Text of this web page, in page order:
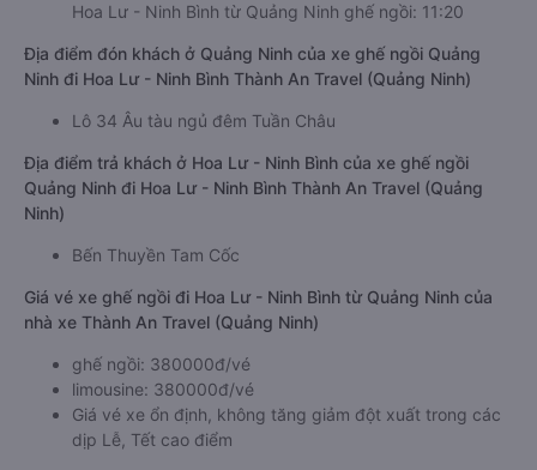
Hoa Lư - Ninh Bình từ Quảng Ninh ghế ngồi: 11:20
Địa điểm đón khách ở Quảng Ninh của xe ghế ngồi Quảng
Ninh đi Hoa Lư - Ninh Bình Thành An Travel (Quảng Ninh)
Lô 34 Âu tàu ngủ đêm Tuần Châu
Địa điểm trả khách ở Hoa Lư - Ninh Bình của xe ghế ngồi
Quảng Ninh đi Hoa Lư - Ninh Bình Thành An Travel (Quảng
Ninh)
Bến Thuyền Tam Cốc
Giá vé xe ghế ngồi đi Hoa Lư - Ninh Bình từ Quảng Ninh của
nhà xe Thành An Travel (Quảng Ninh)
ghế ngồi: 380000đ/vé
limousine: 380000đ/vé
Giá vé xe ổn định, không tăng giảm đột xuất trong các
dịp Lễ, Tết cao điểm